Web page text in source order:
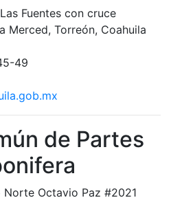
Fuentes con cruce
Merced, Torreón, Coahuila
49
de Partes
Octavio Paz #2021